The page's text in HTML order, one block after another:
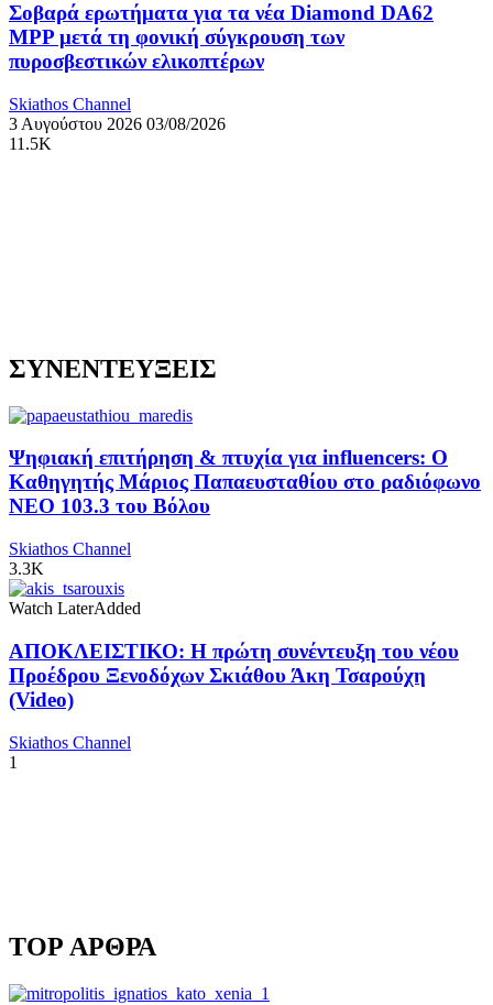
Σοβαρά ερωτήματα για τα νέα Diamond DA62
MPP μετά τη φονική σύγκρουση των
πυροσβεστικών ελικοπτέρων
Skiathos Channel
3 Αυγούστου 2026 03/08/2026
11.5K
ΣΥΝΕΝΤΕΥΞΕΙΣ
Ψηφιακή επιτήρηση & πτυχία για influencers: Ο
Καθηγητής Μάριος Παπαευσταθίου στο ραδιόφωνο
NEO 103.3 του Βόλου
Skiathos Channel
3.3K
Watch LaterAdded
ΑΠΟΚΛΕΙΣΤΙΚΟ: Η πρώτη συνέντευξη του νέου
Προέδρου Ξενοδόχων Σκιάθου Άκη Τσαρούχη
(Video)
Skiathos Channel
1
TOP ΑΡΘΡΑ